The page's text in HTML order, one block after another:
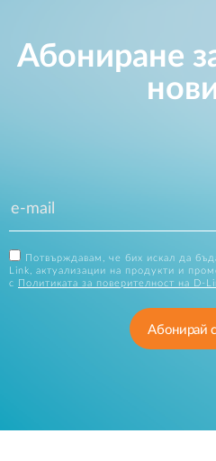
Абониране
Потвърждавам, че бих искал да
Link, актуализации на продукти и
с
Политиката за поверителност на D-
Абонирай